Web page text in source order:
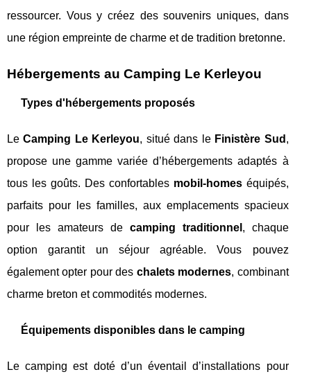
ressourcer. Vous y créez des souvenirs uniques, dans
une région empreinte de charme et de tradition bretonne.
Hébergements au Camping Le Kerleyou
Types d'hébergements proposés
LeCamping Le Kerleyou, situé dans le Finistère Sud ,
propose une gamme variée d’hébergements adaptés à
tous les goûts. Des confortables mobil-homeséquipés,
parfaits pour les familles, aux emplacements spacieux
pour les amateurs de camping traditionnel , chaque
option garantit un séjour agréable. Vous pouvez
également opter pour des chalets modernes, combinant
charme breton et commodités modernes.
Équipements disponibles dans le camping
Le camping est doté d’un éventail d’installations pour